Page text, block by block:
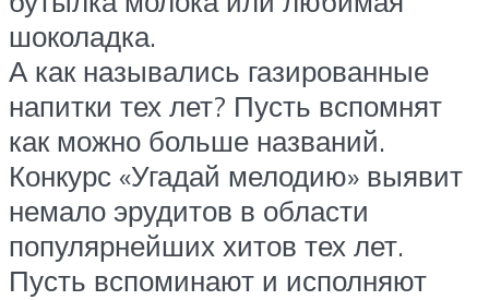
шоколадка.
А как назывались газированные
напитки тех лет? Пусть вспомнят
как можно больше названий.
Конкурс «Угадай мелодию» выявит
немало эрудитов в области
популярнейших хитов тех лет.
Пусть вспоминают и исполняют